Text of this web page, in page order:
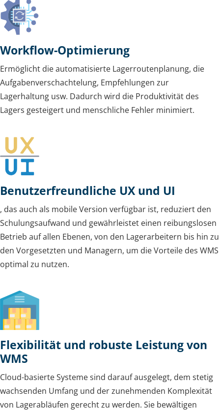
Workflow-Optimierung
Ermöglicht die automatisierte Lagerroutenplanung, die
Aufgabenverschachtelung, Empfehlungen zur
Lagerhaltung usw. Dadurch wird die Produktivität des
Lagers gesteigert und menschliche Fehler minimiert.
Benutzerfreundliche UX und UI
, das auch als mobile Version verfügbar ist, reduziert den
Schulungsaufwand und gewährleistet einen reibungslosen
Betrieb auf allen Ebenen, von den Lagerarbeitern bis hin zu
den Vorgesetzten und Managern, um die Vorteile des WMS
optimal zu nutzen.
Flexibilität und robuste Leistung von
WMS
Cloud-basierte Systeme sind darauf ausgelegt, dem stetig
wachsenden Umfang und der zunehmenden Komplexität
von Lagerabläufen gerecht zu werden. Sie bewältigen